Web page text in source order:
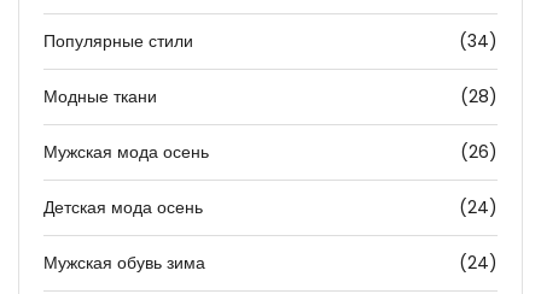
Популярные стили (34)
Модные ткани (28)
Мужская мода осень (26)
Детская мода осень (24)
Мужская обувь зима (24)